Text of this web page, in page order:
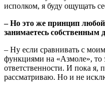
исполком, я буду ощущать
– Но это же принцип
занимаетесь собственным
– Ну если сравнивать с
функциями на «Азмоле», то
ответственности. И пока я,
рассматриваю. Но и не